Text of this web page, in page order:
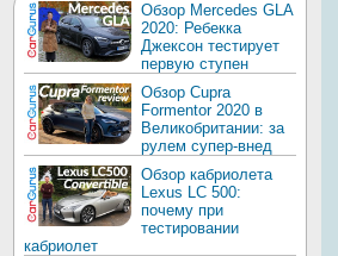
Обзор Mercedes GLA
2020: Ребекка
Джексон тестирует
первую ступен
Обзор Cupra
Formentor 2020 в
Великобритании: за
рулем супер-внед
Обзор кабриолета
Lexus LC 500:
почему при
тестировании
кабриолет